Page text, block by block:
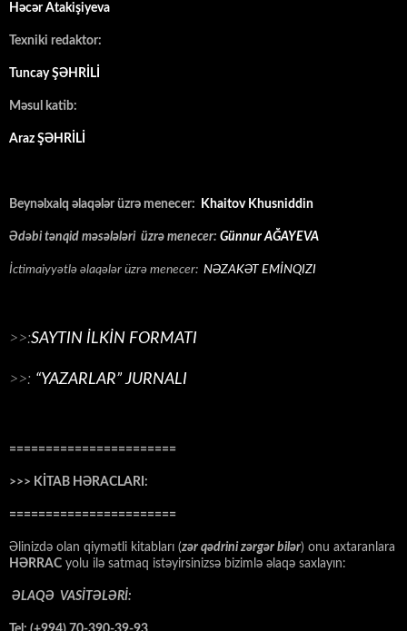
Həcər Atakişiyeva
Texniki redaktor:
Tuncay ŞƏHRİLİ
Məsul katib:
Araz ŞƏHRİLİ
Beynəlxalq əlaqələr üzrə menecer: Khaitov Khusniddin
Ədəbi tənqid məsələləri üzrə menecer: Günnur AĞAYEVA
İctimaiyyətlə əlaqələr üzrə menecer: NƏZAKƏT EMİNQIZI
>>:SAYTIN İLKİN FORMATI
>>: “YAZARLAR” JURNALI
=======================
>>> KİTAB HƏRACLARI:
=======================
Əlinizdə olan qiymətli kitabları (zər qədrini zərgər bilər) onu axtaranlara
HƏRRAC yolu ilə satmaq istəyirsinizsə bizimlə əlaqə saxlayın:
ƏLAQƏ VASİTƏLƏRİ: